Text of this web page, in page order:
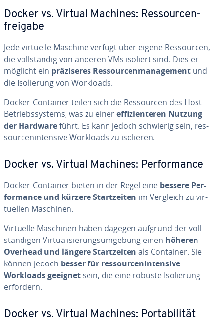
Docker vs. Virtual Machines: Res­sour­cen­
frei­ga­be
Jede virtuelle Maschine verfügt über eigene Res­sour­cen,
die voll­stän­dig von anderen VMs isoliert sind. Dies er­
mög­licht ein prä­zi­se­res Res­sour­cen­ma­nage­ment und
die Iso­lie­rung von Workloads.
Docker-Container teilen sich die Res­sour­cen des Host-
Be­triebs­sys­tems, was zu eineref­fi­zi­en­te­ren Nutzung
der Hardwareführt. Es kann jedoch schwierig sein, res­
sour­cen­in­ten­si­ve Workloads zu isolieren.
Docker vs. Virtual Machines: Per­for­mance
Docker-Container bieten in der Regel eine bessere Per­
for­mance und kürzere Start­zei­ten im Vergleich zu vir­
tu­el­len Maschinen.
Virtuelle Maschinen haben dagegen aufgrund der voll­
stän­di­gen Vir­tua­li­sie­rungs­um­ge­bung einen höheren
Overhead und längere Start­zei­ten als Container. Sie
können jedoch besser für res­sour­cen­in­ten­si­ve
Workloads geeignet sein, die eine robuste Iso­lie­rung
erfordern.
Docker vs. Virtual Machines: Por­ta­bi­li­tät